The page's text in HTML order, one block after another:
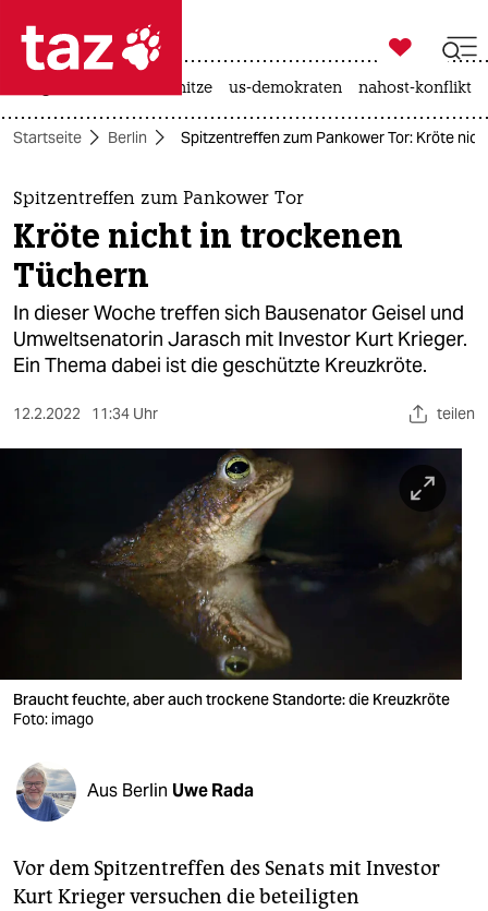
 taz zahl ich
taz zahl ich
themen
politik
öko
gesellschaft
sport
wahrheit
verlag
veranstaltungen
shop
fragen & hilfe
unterstützen
abo

taz zahl ich
hitze us-demokraten nahost-konflikt
Startseite Berlin Spitzentreffen zum Pankower Tor: Kröte
Spitzentreffen zum Pankower Tor
Kröte nicht in trockenen
Tüchern
In dieser Woche treffen sich Bausenator Geisel und
Umweltsenatorin Jarasch mit Investor Kurt Krieger.
Ein Thema dabei ist die geschützte Kreuzkröte.
12.2.2022 11:34 Uhr teilen
Braucht feuchte, aber auch trockene Standorte: die Kreuzkröte
Foto: imago
Aus Berlin Uwe Rada
Vor dem Spitzentreffen des Senats mit Investor
Kurt Krieger versuchen die beteiligten